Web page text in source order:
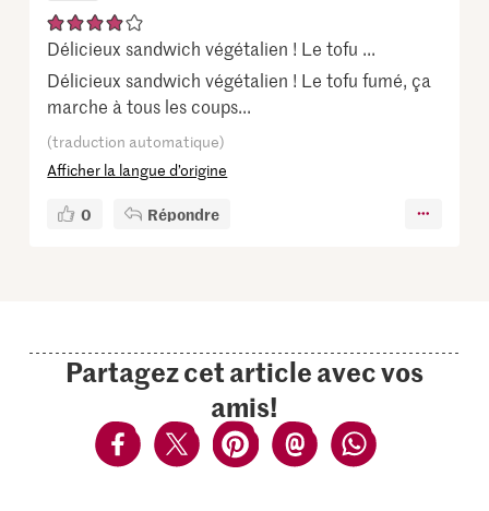
Délicieux sandwich végétalien ! Le tofu ...
Délicieux sandwich végétalien ! Le tofu fumé, ça
marche à tous les coups...
(traduction automatique)
Afficher la langue d’origine
0 Répondre
Partagez cet article avec vos
amis!